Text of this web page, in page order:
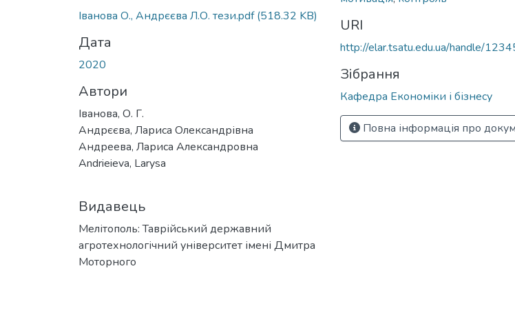
Іванова О., Андрєєва Л.О. тези.pdf(518.32 KB)
Дата
2020
Автори
Іванова, О. Г.
Андрєєва, Лариса Олександрівна
Андреева, Лариса Александровна
Andrieieva, Larysa
Видавець
Мелітополь: Таврійський державний
агротехнологічний університет імені Дмитра
Моторного
URI
http://elar.tsatu.edu.ua/handle/
Зібрання
Кафедра Економіки і бізнесу
Повна інформація про